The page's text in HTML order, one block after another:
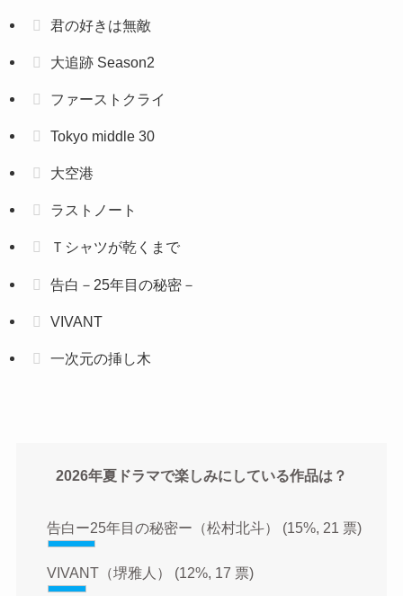
君の好きは無敵
大追跡 Season2
ファーストクライ
Tokyo middle 30
大空港
ラストノート
Ｔシャツが乾くまで
告白－25年目の秘密－
VIVANT
一次元の挿し木
2026年夏ドラマで楽しみにしている作品は？
告白ー25年目の秘密ー（松村北斗） (15%, 21 票)
VIVANT（堺雅人） (12%, 17 票)